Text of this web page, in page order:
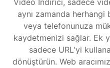
Video İndirici, sadece
aynı zamanda herhangi
veya telefonunuza
kaydetmenizi sağlar. Ek
sadece URL'yi
dönüştürün. Web